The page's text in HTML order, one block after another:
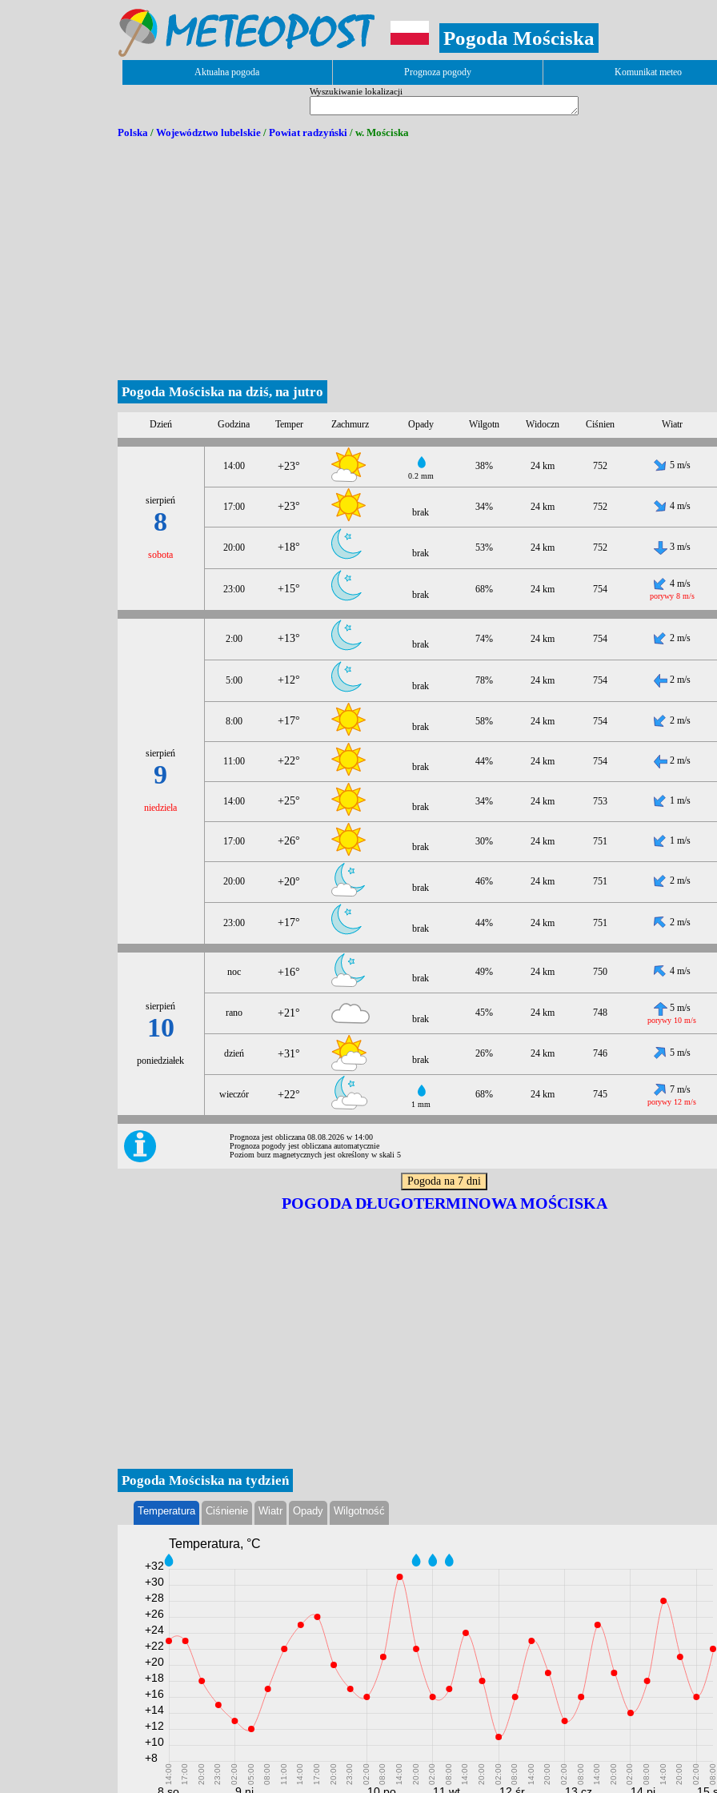
Pogoda Mościska
Aktualna pogoda Prognoza pogody Komunikat meteo
Wyszukiwanie lokalizacji
Polska / Województwo lubelskie/ Powiat radzyński / w. Mościska
Pogoda Mościska na dziś, na jutro
Dzień Godzina Temper Zachmurz Opady Wilgotn Widoczn Ciśnien Wiatr
sierpień
8
sobota
14:00 +23°
0.2 mm
38% 24 km 752 5 m/s
17:00 +23° brak 34% 24 km 752 4 m/s
20:00 +18° brak 53% 24 km 752 3 m/s
23:00 +15° brak 68% 24 km 754 4 m/s
porywy 8 m/s
sierpień
9
niedziela
2:00 +13° brak 74% 24 km 754 2 m/s
5:00 +12° brak 78% 24 km 754 2 m/s
8:00 +17° brak 58% 24 km 754 2 m/s
11:00 +22° brak 44% 24 km 754 2 m/s
14:00 +25° brak 34% 24 km 753 1 m/s
17:00 +26° brak 30% 24 km 751 1 m/s
20:00 +20° brak
46% 24 km 751 2 m/s
23:00 +17° brak 44% 24 km 751 2 m/s
sierpień
10
poniedziałek
noc +16° brak
49% 24 km 750 4 m/s
rano +21° brak
45% 24 km 748 5 m/s
porywy 10 m/s
dzień +31° brak
26% 24 km 746 5 m/s
wieczór +22°
1 mm
68% 24 km 745 7 m/s
porywy 12 m/s
Prognoza jest obliczana 08.08.2026 w 14:00
Prognoza pogody jest obliczana automatycznie
Poziom burz magnetycznych jest określony w skali 5
POGODA DŁUGOTERMINOWA MOŚCISKA
Pogoda Mościska na tydzień
Temperatura Ciśnienie Wiatr Opady Wilgotność
Temperatura, °С
14:00 17:00 20:00 23:00 02:00 05:00 08:00 11:00 14:00 17:00 20:00 23:00 02:00 08:00 14:00 20:00 02:00 08:00 14:00 20:00 02:00 08:00 14:00 20:00 02:00 08:00 14:00 20:00 02:00 08:00 14:00 20:00 02:00 08:00
+8
+10
+12
+14
+16
+18
+20
+22
+24
+26
+28
+30
+32